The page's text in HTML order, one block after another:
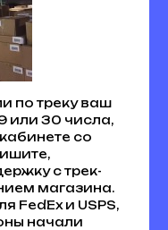
по треку ваш
или 30 числа,
со
с трек-
магазина.
FedEx и USPS,
начали